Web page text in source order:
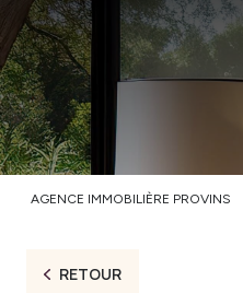
AGENCE IMMOBILIÈRE PROVINS
RETOUR